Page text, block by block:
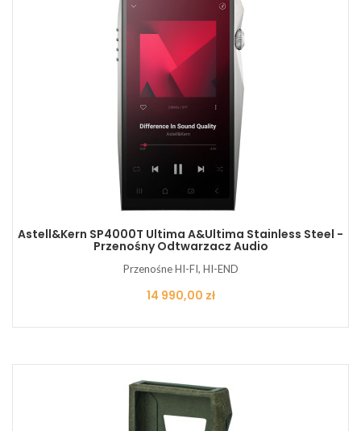
Astell&Kern SP4000T Ultima A&Ultima Stainless Steel -
Przenośny Odtwarzacz Audio
Przenośne HI-FI, HI-END
Cena
14 990,00 zł